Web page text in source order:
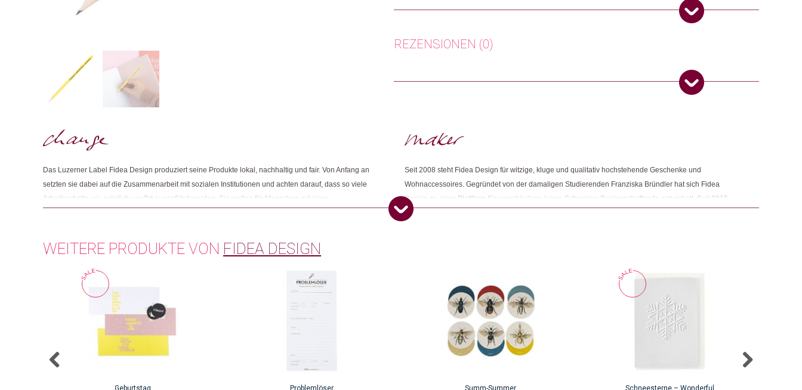
Artikelnummer: 111877.03
Dieses Produkt weiterempfehlen:
REZENSIONEN (0)
Das Luzerner Label Fidea Design produziert seine Produkte lokal, nachhaltig und fair. Von Anfang an
setzten sie dabei auf die Zusammenarbeit mit sozialen Institutionen und achten darauf, dass so viele
Arbeitsschritte wie möglich vor Ort ausgeführt werden. Sie wollen für Menschen mit einer
Verbesserungsvorschläge und Inputs werden laufend aufgenommen, umgesetzt und weiterentwickelt.
Seit 2008 steht Fidea Design für witzige, kluge und qualitativ hochstehende Geschenke und
Wohnaccessoires. Gegründet von der damaligen Studierenden Franziska Bründler hat sich Fidea
Design zu einer Plattform für verschiedene junge Schweizer Designschaffende entwickelt. Seit 2015
beschäftig das Team rund um Franziska Bründler zudem eigene Designschaffende und entwirft auch
WEITERE PRODUKTE VON FIDEA DESIGN
Geburtstag Problemlöser Summ-Summer Schneesterne – Wonderful